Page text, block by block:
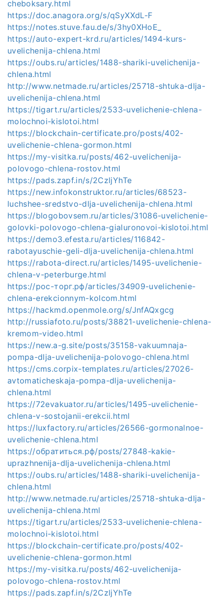
cheboksary.html
https://doc.anagora.org/s/qSyXXdL-F
https://notes.stuve.fau.de/s/3hy0XHoE_
https://auto-expert-krd.ru/articles/1494-kurs-
uvelichenija-chlena.html
https://oubs.ru/articles/1488-shariki-uvelichenija-
chlena.html
http://www.netmade.ru/articles/25718-shtuka-dlja-
uvelichenija-chlena.html
https://tigart.ru/articles/2533-uvelichenie-chlena-
molochnoi-kislotoi.html
https://blockchain-certificate.pro/posts/402-
uvelichenie-chlena-gormon.html
https://my-visitka.ru/posts/462-uvelichenija-
polovogo-chlena-rostov.html
https://pads.zapf.in/s/2CzljYhTe
https://new.infokonstruktor.ru/articles/68523-
luchshee-sredstvo-dlja-uvelichenija-chlena.html
https://blogobovsem.ru/articles/31086-uvelichenie-
golovki-polovogo-chlena-gialuronovoi-kislotoi.html
https://demo3.efesta.ru/articles/116842-
rabotayuschie-geli-dlja-uvelichenija-chlena.html
https://rabota-direct.ru/articles/1495-uvelichenie-
chlena-v-peterburge.html
https://рос-торг.рф/articles/34909-uvelichenie-
chlena-erekcionnym-kolcom.html
https://hackmd.openmole.org/s/JnfAQxgcg
http://russiafoto.ru/posts/38821-uvelichenie-chlena-
kremom-video.html
https://new.a-g.site/posts/35158-vakuumnaja-
pompa-dlja-uvelichenija-polovogo-chlena.html
https://cms.corpix-templates.ru/articles/27026-
avtomaticheskaja-pompa-dlja-uvelichenija-
chlena.html
https://72evakuator.ru/articles/1495-uvelichenie-
chlena-v-sostojanii-erekcii.html
https://luxfactory.ru/articles/26566-gormonalnoe-
uvelichenie-chlena.html
https://обратиться.рф/posts/27848-kakie-
uprazhnenija-dlja-uvelichenija-chlena.html
https://oubs.ru/articles/1488-shariki-uvelichenija-
chlena.html
http://www.netmade.ru/articles/25718-shtuka-dlja-
uvelichenija-chlena.html
https://tigart.ru/articles/2533-uvelichenie-chlena-
molochnoi-kislotoi.html
https://blockchain-certificate.pro/posts/402-
uvelichenie-chlena-gormon.html
https://my-visitka.ru/posts/462-uvelichenija-
polovogo-chlena-rostov.html
https://pads.zapf.in/s/2CzljYhTe